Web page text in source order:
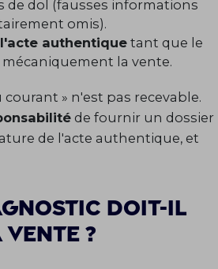
de dol (fausses informations
omis).
authentique tant que le
la vente.
» n'est pas recevable.
de fournir un dossier
de l'acte authentique, et
doit-il
?